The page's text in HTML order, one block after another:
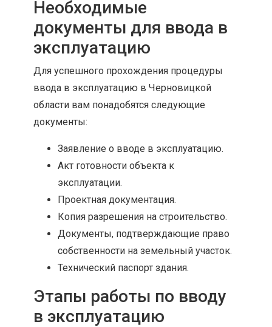
Необходимые
документы для ввода в
эксплуатацию
Для успешного прохождения процедуры
ввода в эксплуатацию в Черновицкой
области вам понадобятся следующие
документы:
Заявление о вводе в эксплуатацию.
Акт готовности объекта к
эксплуатации.
Проектная документация.
Копия разрешения на строительство.
Документы, подтверждающие право
собственности на земельный участок.
Технический паспорт здания.
Этапы работы по вводу
в эксплуатацию